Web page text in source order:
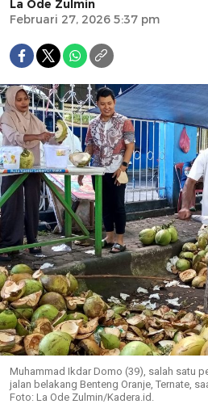
La Ode Zulmin
Februari 27, 2026 5:37 pm
Muhammad Ikdar Domo (39), salah satu
jalan belakang Benteng Oranje, Ternate,
Foto: La Ode Zulmin/Kadera.id.